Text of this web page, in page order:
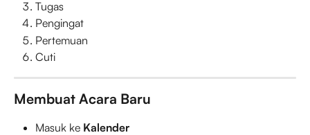
Tugas
Pengingat
Pertemuan
Cuti
Membuat Acara Baru
Masuk ke Kalender